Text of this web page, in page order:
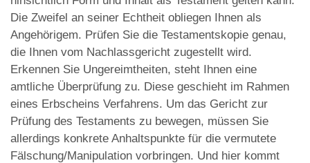
Die Zweifel an seiner Echtheit obliegen Ihnen als
Angehörigem. Prüfen Sie die Testamentskopie genau,
die Ihnen vom Nachlassgericht zugestellt wird.
Erkennen Sie Ungereimtheiten, steht Ihnen eine
amtliche Überprüfung zu. Diese geschieht im Rahmen
eines Erbscheins Verfahrens. Um das Gericht zur
Prüfung des Testaments zu bewegen, müssen Sie
allerdings konkrete Anhaltspunkte für die vermutete
Fälschung/Manipulation vorbringen. Und hier kommt